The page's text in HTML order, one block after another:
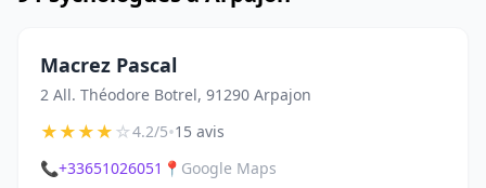
Macrez Pascal
2 All. Théodore Botrel, 91290 Arpajon
★★★★☆4.2/5•15 avis
📞+33651026051 📍 Google Maps